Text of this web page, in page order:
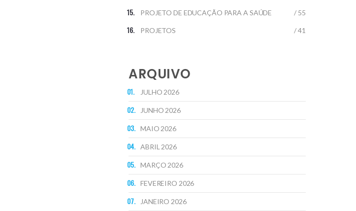
PROJETO DE EDUCAÇÃO PARA A SAÚDE / 55
PROJETOS / 41
ARQUIVO
JULHO 2026
JUNHO 2026
MAIO 2026
ABRIL 2026
MARÇO 2026
FEVEREIRO 2026
JANEIRO 2026